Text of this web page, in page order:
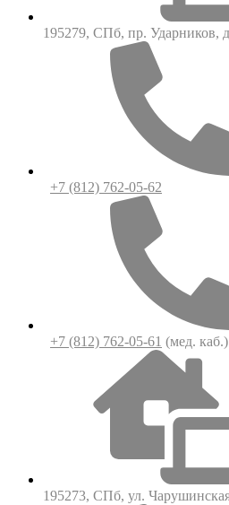
195279, СПб, пр. Ударников,
+7 (812) 762-05-62
+7 (812) 762-05-61 (мед. каб.)
195273, СПб, ул.